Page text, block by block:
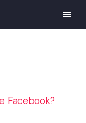
Facebook?